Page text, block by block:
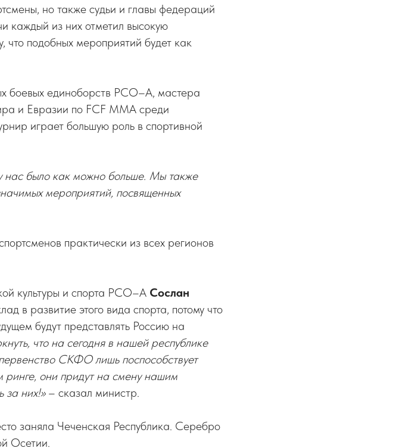
но также судьи и главы федераций
из них отметил высокую
подобных мероприятий будет как
боевых единоборств РСО–А, мастера
и Евразии по FCF MMA среди
играет большую роль в спортивной
нас было как можно больше. Мы также
мероприятий, посвященных
практически из всех регионов
культуры и спорта РСО–А Сослан
в развитие этого вида спорта, потому что
будут представлять Россию на
что на сегодня в нашей республике
СКФО лишь поспособствует
ринге, они придут на смену нашим
за них!»– сказал министр.
заняла Чеченская Республика. Серебро
Осетии.